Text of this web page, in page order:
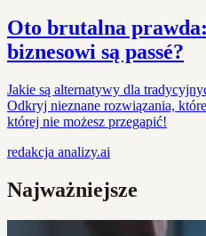
Oto brutalna
biznesowi są passé?
Jakie są alternatywy dla
Odkryj nieznane rozwiązania,
której nie możesz przegapić!
redakcja analizy.ai
Najważniejsze